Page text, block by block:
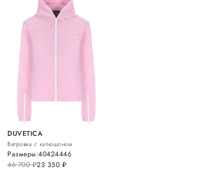
DUVETICA
Ветровка с капюшоном
46 700руб.23 350 руб.
Размеры:40424446